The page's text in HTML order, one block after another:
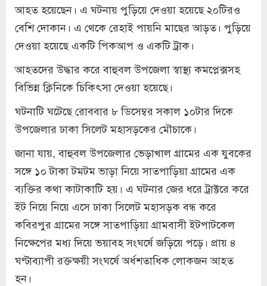
আহত হয়েছেন। এ ঘটনায় পুড়িয়ে দেওয়া হয়েছে ২০টিরও
বেশি দোকান। এ থেকে রেহাই পায়নি মাছের আড়ত। পুড়িয়ে
দেওয়া হয়েছে একটি পিকআপ ও একটি ট্রাক।
আহতদের উদ্ধার করে বাহুবল উপজেলা স্বাস্থ্য কমপ্লেক্সসহ
বিভিন্ন ক্লিনিকে চিকিৎসা দেওয়া হয়েছে।
ঘটনাটি ঘটেছে রোববার ৮ ডিসেম্বর সকাল ১০টার দিকে
উপজেলার ঢাকা সিলেট মহাসড়কের মৌচাকে।
জানা যায়, বাহুবল উপজেলার ভেড়াখাল গ্রামের এক যুবকের
সঙ্গে ১০ টাকা টমটম ভাড়া নিয়ে সাতপাড়িয়া গ্রামের এক
ব্যক্তির কথা কাটাকাটি হয়। এ ঘটনার জের ধরে ট্রাক্টরে করে
ইট নিয়ে নিয়ে এসে ঢাকা সিলেট মহাসড়ক বন্ধ করে
কবিরপুর গ্রামের সঙ্গে সাতপাড়িয়া গ্রামবাসী ইটপাটকেল
নিক্ষেপের মধ্য দিয়ে ভয়াবহ সংঘর্ষে জড়িয়ে পড়ে। প্রায় ৪
ঘণ্টাব্যাপী রক্তক্ষয়ী সংঘর্ষে অর্ধশতাধিক লোকজন আহত
হন।